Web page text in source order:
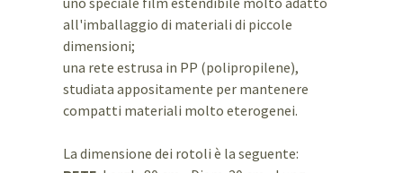
all'imballaggio di materiali di piccole
dimensioni;
una rete estrusa in PP (polipropilene),
studiata appositamente per mantenere
compatti materiali molto eterogenei.
La dimensione dei rotoli è la seguente: